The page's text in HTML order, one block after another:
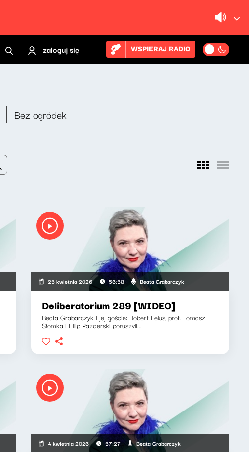
zaloguj się WSPIERAJ RADIO
Bez ogródek
25 kwietnia 2026 56:58 Beata Grabarczyk
Deliberatorium 289 [WIDEO]
Beata Grabarczyk i jej goście: Robert Feluś, prof. Tomasz
Słomka i Filip Pazderski poruszyli...
4 kwietnia 2026 57:27 Beata Grabarczyk